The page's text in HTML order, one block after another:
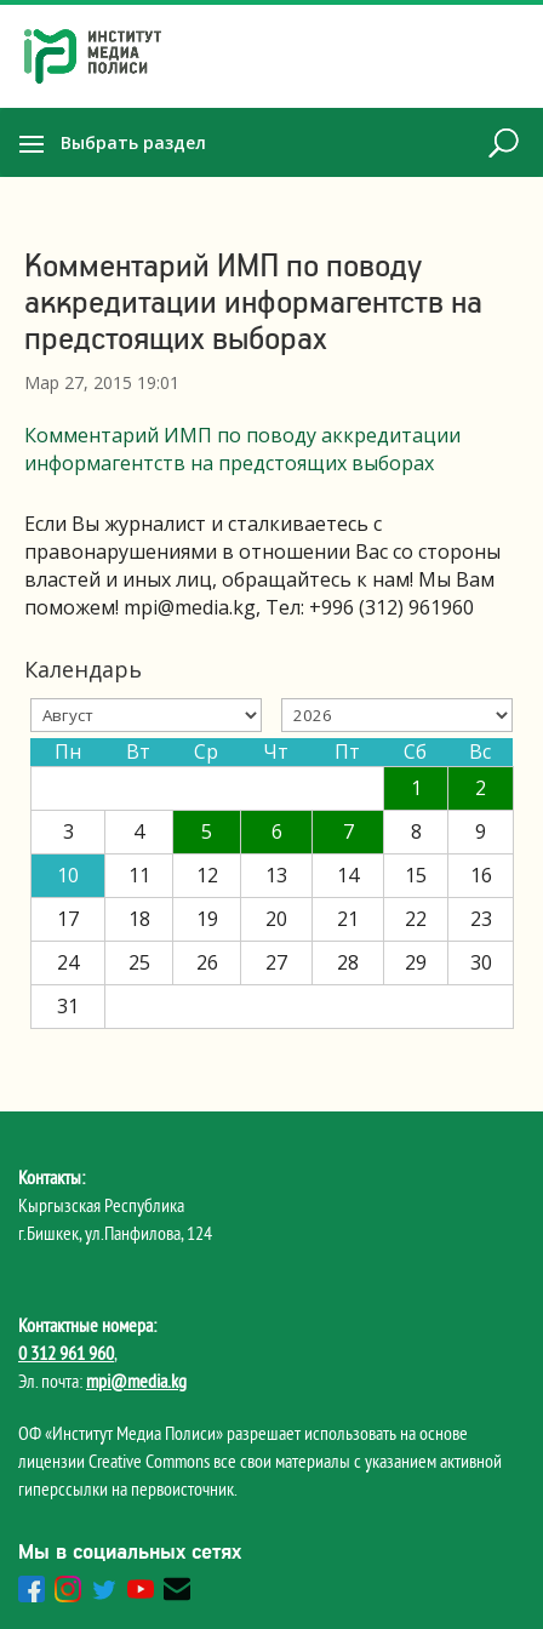
Выбрать раздел
Комментарий ИМП по поводу
аккредитации информагентств на
предстоящих выборах
Мар 27, 2015 19:01
Комментарий ИМП по поводу аккредитации
информагентств на предстоящих выборах
Если Вы журналист и сталкиваетесь с
правонарушениями в отношении Вас со стороны
властей и иных лиц, обращайтесь к нам! Мы Вам
поможем! mpi@media.kg, Тел: +996 (312) 961960
Календарь
Пн Вт Ср Чт Пт Сб
Вс
1
2
3
4 5 6 7 8
9
10
11 12 13 14 15
16
17
18 19 20 21 22
23
24
25 26 27 28 29
30
31
Контакты:
Кыргызская Республика
г.Бишкек, ул.Панфилова, 124
Контактные номера:
0 312 961 960,
Эл. почта: mpi@media.kg
ОФ «Институт Медиа Полиси» разрешает использовать на основе
лицензии Creative Commons все свои материалы с указанием активной
гиперссылки на первоисточник.
Мы в социальных сетях